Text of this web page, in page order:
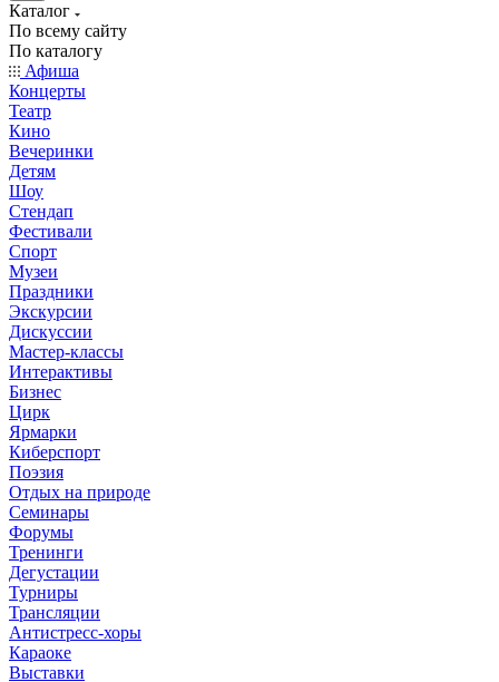
Каталог
По всему сайту
По каталогу
Афиша
Концерты
Театр
Кино
Вечеринки
Детям
Шоу
Стендап
Фестивали
Спорт
Музеи
Праздники
Экскурсии
Дискуссии
Мастер-классы
Интерактивы
Бизнес
Цирк
Ярмарки
Киберспорт
Поэзия
Отдых на природе
Семинары
Форумы
Тренинги
Дегустации
Турниры
Трансляции
Антистресс-хоры
Караоке
Выставки